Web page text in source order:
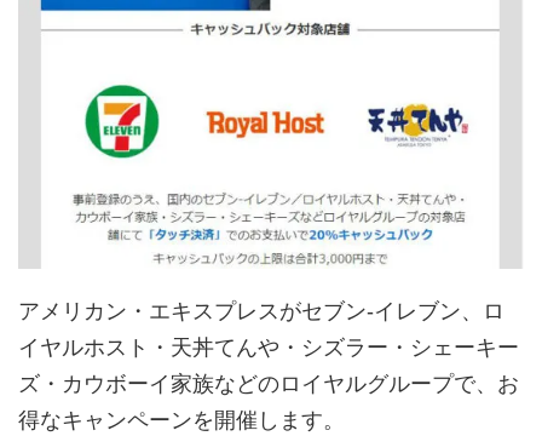
アメリカン・エキスプレスがセブン-イレブン、ロ
イヤルホスト・天丼てんや・シズラー・シェーキー
ズ・カウボーイ家族などのロイヤルグループで、お
得なキャンペーンを開催します。